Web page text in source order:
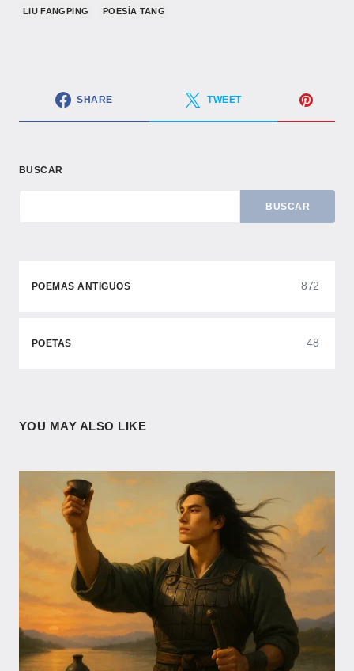
LIU FANGPING POESÍA TANG
SHARE TWEET
BUSCAR
BUSCAR
POEMAS ANTIGUOS 872
POETAS 48
YOU MAY ALSO LIKE